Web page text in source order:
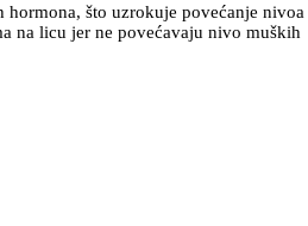
hormona, što uzrokuje povećanje nivoa
na licu jer ne povećavaju nivo muških